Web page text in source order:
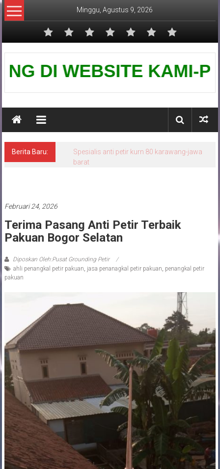
Lompat
ke
Minggu, Agustus 9, 2026
Pusat
Grounding
DI WEBSITE KAMI-
Berita Baru:
Spesialis anti petir kurn 80 karawang-jawa
barat
Februari 24, 2026
Terima Pasang Anti Petir Terbaik
Pakuan Bogor Selatan
Diposkan Oleh:Pusat Grounding Petir
ahli penangkal petir pakuan, jasa penanagkal petir pakuan, penangkal petir
pakuan